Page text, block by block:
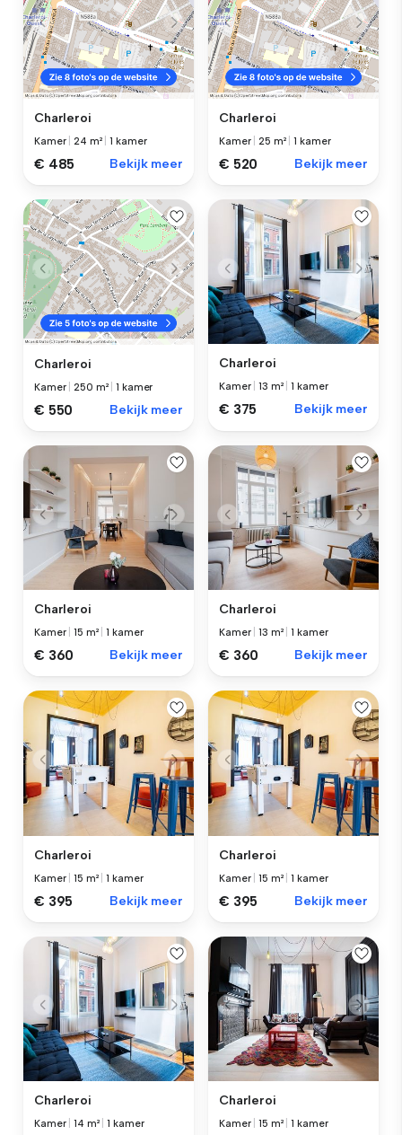
Charleroi
Kamer |24 m² |1 kamer
€ 485 Bekijk meer
Charleroi
Kamer |25 m² |1 kamer
€ 520 Bekijk meer
Charleroi
Kamer |250 m² |1 kamer
€ 550 Bekijk meer
Charleroi
Kamer |13 m² |1 kamer
€ 375 Bekijk meer
Charleroi
Kamer |15 m² |1 kamer
€ 360 Bekijk meer
Charleroi
Kamer |13 m² |1 kamer
€ 360 Bekijk meer
Charleroi
Kamer |15 m² |1 kamer
€ 395 Bekijk meer
Charleroi
Kamer |15 m² |1 kamer
€ 395 Bekijk meer
Charleroi
Kamer |14 m² |1 kamer
Charleroi
Kamer |15 m² |1 kamer